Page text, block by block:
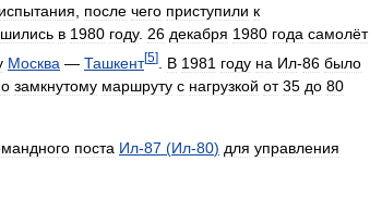
испытания после чего приступили к
в 1980 году. 26 декабря 1980 года самолёт
Москва — Ташкент[5] В 1981 году на Ил-86 было
замкнутому маршруту с нагрузкой от 35 до 80
поста Ил-87 (Ил-80) для управления